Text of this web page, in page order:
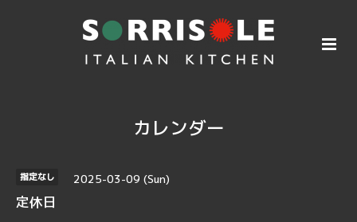
カレンダー
指定なし 2025-03-09 (Sun)
定休日